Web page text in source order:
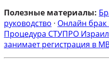
Полезные материалы:
руководство · Онлайн брак
Процедура СТУПРО
занимает регистрация в